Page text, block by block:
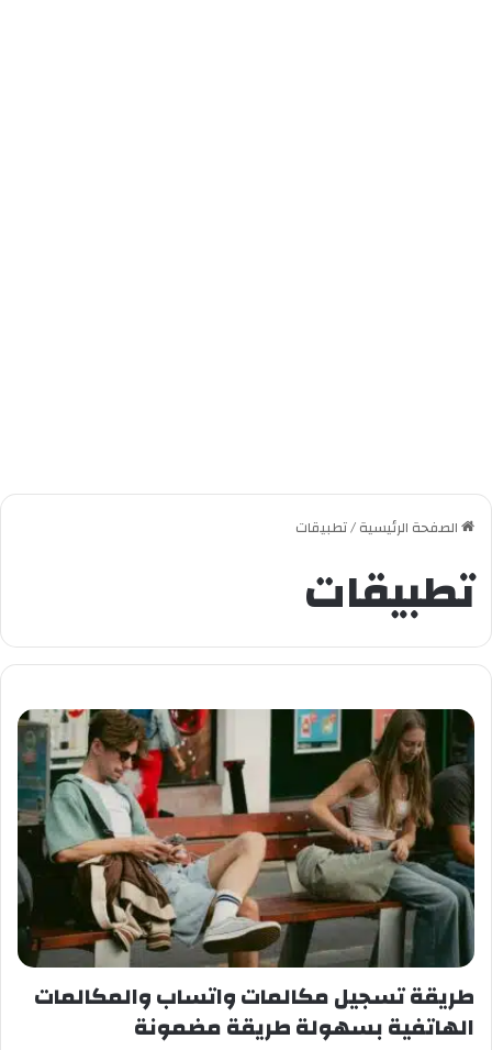
الصفحة الرئيسية/تطبيقات
تطبيقات
طريقة تسجيل مكالمات واتساب والمكالمات
الهاتفية بسهولة طريقة مضمونة